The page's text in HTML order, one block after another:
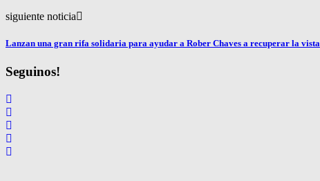
siguiente noticia
Lanzan una gran rifa solidaria para ayudar a Rober Chaves a recuperar la vista
Seguinos!